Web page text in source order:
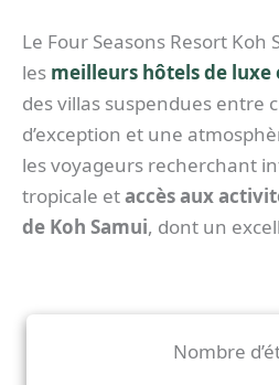
Le Four Seasons Resort Koh
les meilleurs hôtels de luxe
des villas suspendues entre
d’exception et une
les voyageurs recherchant
tropicale etaccès aux
de Koh Samui, dont un
Nombre